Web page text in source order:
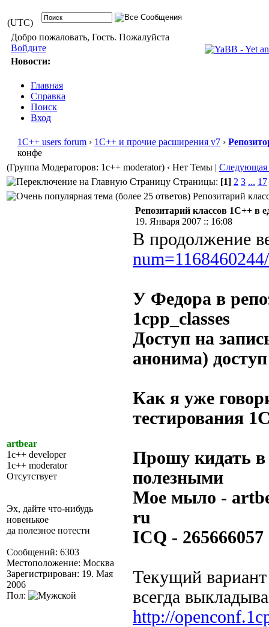
(UTC)
Добро пожаловать, Гость. Пожалуйста
Войдите
Новости:
Главная
Справка
Поиск
Вход
1С++ users forum › 1С++ и прочие расширения v7 ›
конфе
(Группа Модераторов: 1c++ moderator) ‹ Нет Темы | Следующая
Страницы: [1] 2 3 ... 17
Репозитарий
artbear
1c++ developer
1c++ moderator
Отсутствует
Эх, дайте что-нибудь
новенькое
да полезное потести
Сообщений: 6303
Местоположение: Москва
Зарегистрирован: 19. Мая
2006
Пол:
Репозитарий классов 1С++ в
19. Января 2007 :: 16:08
В продолжение
У Федора в
1cpp_classes
Доступ на
анонима)
Как я уже
тестирования
Прошу кидать в
полезными
Мое мыло -
ru
ICQ - 265666057
Текущий
всегда
http://